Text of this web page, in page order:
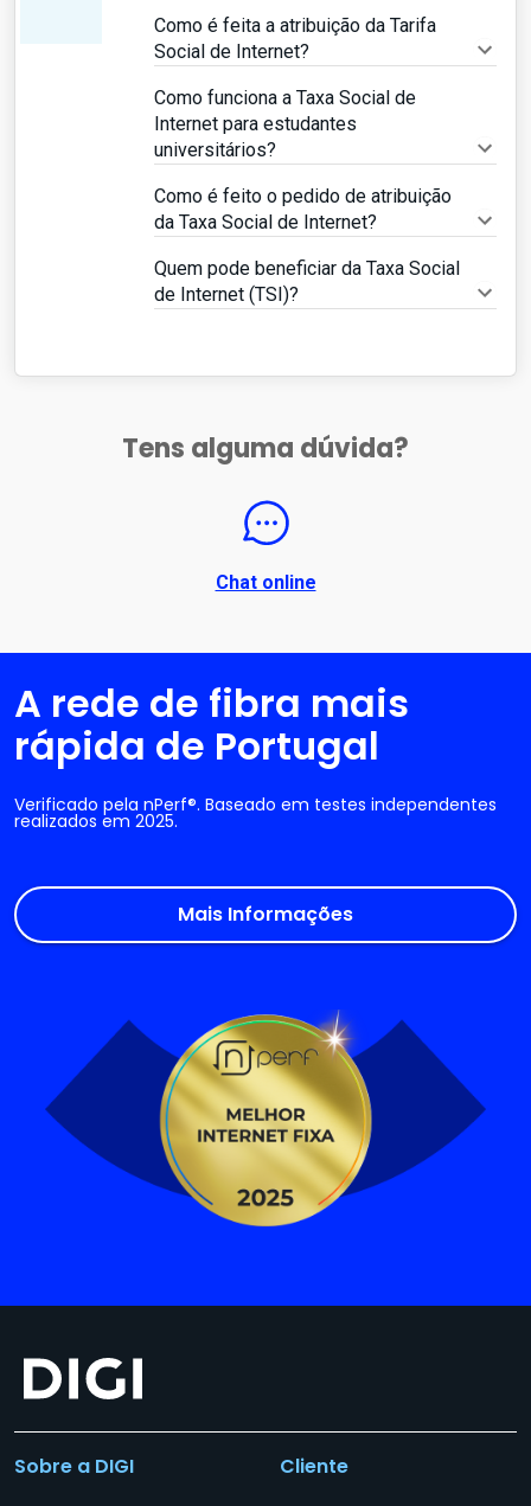
Como é feita a atribuição da Tarifa
Social de Internet?
Como funciona a Taxa Social de
Internet para estudantes
universitários?
Como é feito o pedido de atribuição
da Taxa Social de Internet?
Quem pode beneficiar da Taxa Social
de Internet (TSI)?
Tens alguma dúvida?
Chat online
A rede de fibra mais
rápida de Portugal
Verificado pela nPerf®. Baseado em testes independentes
realizados em 2025.
Mais Informações
Sobre a DIGI Cliente